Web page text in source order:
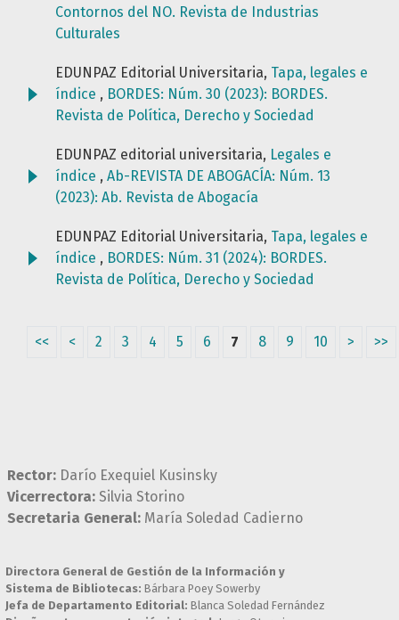
Contornos del NO. Revista de Industrias
Culturales
EDUNPAZ Editorial Universitaria, Tapa, legales e
índice , BORDES: Núm. 30 (2023): BORDES.
Revista de Política, Derecho y Sociedad
EDUNPAZ editorial universitaria, Legales e
índice , Ab-REVISTA DE ABOGACÍA: Núm. 13
(2023): Ab. Revista de Abogacía
EDUNPAZ Editorial Universitaria, Tapa, legales e
índice , BORDES: Núm. 31 (2024): BORDES.
Revista de Política, Derecho y Sociedad
<< < 2 3 4 5 6 7 8 9 10 > >>
Rector: Darío Exequiel Kusinsky
Vicerrectora: Silvia Storino
Secretaria General: María Soledad Cadierno
Directora General de Gestión de la Información y
Sistema de Bibliotecas: Bárbara Poey Sowerby
Jefa de Departamento Editorial: Blanca Soledad Fernández